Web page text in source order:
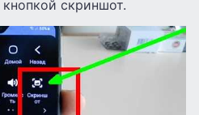
скриншот.